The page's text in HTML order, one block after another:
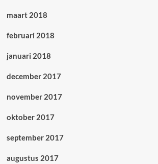
maart 2018
februari 2018
januari 2018
december 2017
november 2017
oktober 2017
september 2017
augustus 2017